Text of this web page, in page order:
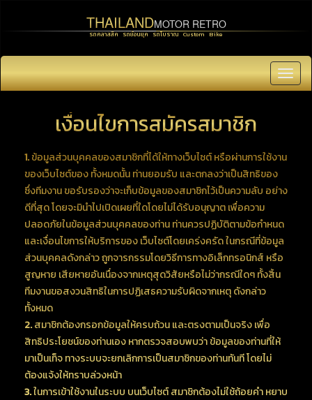
THAILANDMOTOR RETRO
รถคลาสสิค รถย้อนยุค รถโบราณ Custom Bike
เงื่อนไขการสมัครสมาชิก
1.ข้อมูลส่วนบุคคลของสมาชิกที่ได้ให้ทางเว็บไซต์ หรือผ่านการใช้งาน
ของเว็บไซต์ของ ทั้งหมดนั้น ท่านยอมรับ และตกลงว่าเป็นสิทธิของ
ซึ่งทีมงาน ขอรับรองว่าจะเก็บข้อมูลของสมาชิกไว้เป็นความลับ อย่าง
ดีที่สุด โดยจะมินำไปเปิดเผยที่ใดโดยไม่ได้รับอนุญาต เพื่อความ
ปลอดภัยในข้อมูลส่วนบุคคลของท่าน ท่านควรปฏิบัติตามข้อกำหนด
และเงื่อนไขการให้บริการของ เว็บไซต์โดยเคร่งครัด ในกรณีที่ข้อมูล
ส่วนบุคคลดังกล่าว ถูกจารกรรมโดยวิธีการทางอิเล็กทรอนิกส์ หรือ
สูญหาย เสียหายอันเนื่องจากเหตุสุดวิสัยหรือไม่ว่ากรณีใดๆ ทั้งสิ้น
ทีมงานขอสงวนสิทธิในการปฏิเสธความรับผิดจากเหตุ ดังกล่าว
ทั้งหมด
2.สมาชิกต้องกรอกข้อมูลให้ครบถ้วน และตรงตามเป็นจริง เพื่อ
สิทธิประโยชน์ของท่านเอง หากตรวจสอบพบว่า ข้อมูลของท่านที่ให้
มาเป็นเท็จ ทางระบบจะยกเลิกการเป็นสมาชิกของท่านทันที โดยไม่
ต้องแจ้งให้ทราบล่วงหน้า
3.ในการเข้าใช้งานในระบบ บนเว็บไซต์ สมาชิกต้องไม่ใช้ถ้อยคำ หยาบ